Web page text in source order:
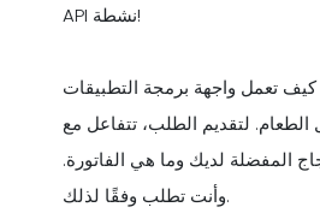
API نشطة!
لتقديم الطلب، تتفاعل مع
المفضلة لديك وما هي الفاتورة.
وأنت تطلب وفقًا لذلك.